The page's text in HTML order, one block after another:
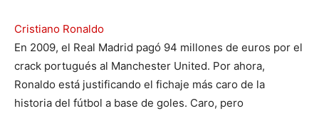
Cristiano Ronaldo
En 2009, el Real Madrid pagó 94 millones de euros por el
crack portugués al Manchester United. Por ahora,
Ronaldo está justificando el fichaje más caro de la
historia del fútbol a base de goles. Caro, pero